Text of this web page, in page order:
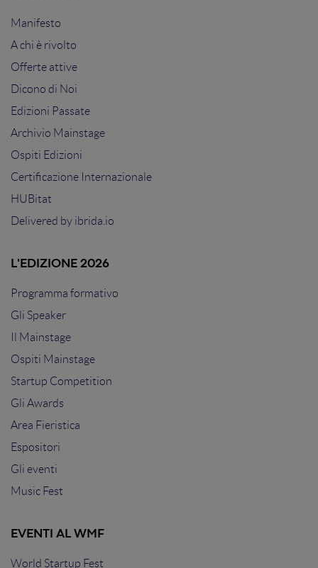
Manifesto
A chi è rivolto
Offerte attive
Dicono di Noi
Edizioni Passate
Archivio Mainstage
Ospiti Edizioni
Certificazione Internazionale
HUBitat
Delivered by ibrida.io
L'EDIZIONE 2026
Programma formativo
Gli Speaker
Il Mainstage
Ospiti Mainstage
Startup Competition
Gli Awards
Area Fieristica
Espositori
Gli eventi
Music Fest
EVENTI AL WMF
World Startup Fest